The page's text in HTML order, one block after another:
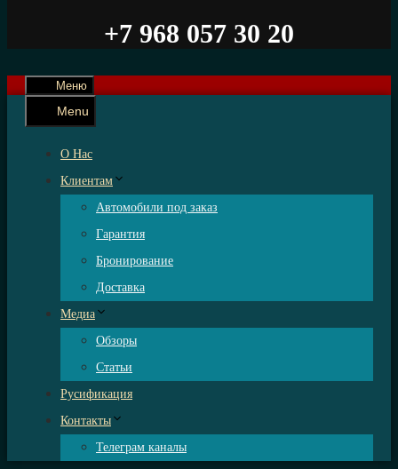
+7 968 057 30 20
Меню
Menu
О Нас
Клиентам
Автомобили под заказ
Гарантия
Бронирование
Доставка
Медиа
Обзоры
Статьи
Русификация
Контакты
Телеграм каналы